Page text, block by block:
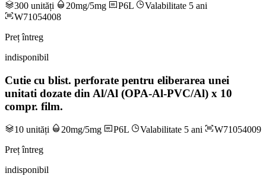
300 unități 20mg/5mg P6L
Valabilitate 5 ani
W71054008
Preț întreg
indisponibil
Cutie cu blist. perforate pentru eliberarea unei
unitati dozate din Al/Al (OPA-Al-PVC/Al) x 10
compr. film.
10 unități 20mg/5mg P6L Valabilitate 5 ani
W71054009
Preț întreg
indisponibil